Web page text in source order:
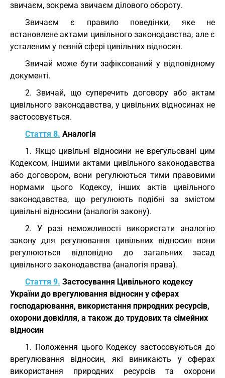
звичаєм, зокрема звичаєм ділового обороту.
Звичаєм є правило поведінки, яке не
встановлене актами цивільного законодавства, але є
усталеним у певній сфері цивільних відносин.
Звичай може бути зафіксований у відповідному
документі.
2. Звичай, що суперечить договору або актам
цивільного законодавства, у цивільних відносинах не
застосовується.
Стаття 8. Аналогія
1. Якщо цивільні відносини не врегульовані цим
Кодексом, іншими актами цивільного законодавства
або договором, вони регулюються тими правовими
нормами цього Кодексу, інших актів цивільного
законодавства, що регулюють подібні за змістом
цивільні відносини (аналогія закону).
2. У разі неможливості використати аналогію
закону для регулювання цивільних відносин вони
регулюються відповідно до загальних засад
цивільного законодавства (аналогія права).
Стаття 9. Застосування Цивільного кодексу
України до врегулювання відносин у сферах
господарювання, використання природних ресурсів,
охорони довкілля, а також до трудових та сімейних
відносин
1. Положення цього Кодексу застосовуються до
врегулювання відносин, які виникають у сферах
використання природних ресурсів та охорони